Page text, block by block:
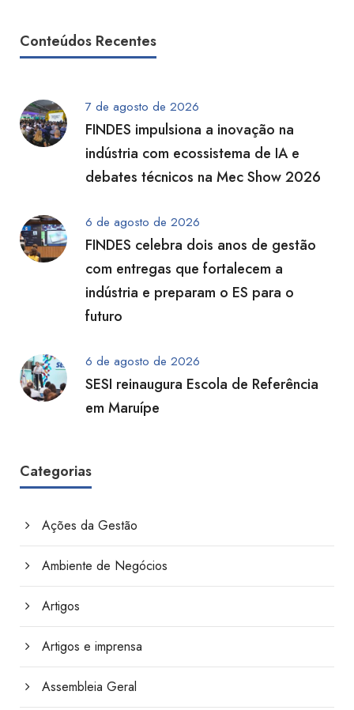
Conteúdos Recentes
7 de agosto de 2026
FINDES impulsiona a inovação na
indústria com ecossistema de IA e
debates técnicos na Mec Show 2026
6 de agosto de 2026
FINDES celebra dois anos de gestão
com entregas que fortalecem a
indústria e preparam o ES para o
futuro
6 de agosto de 2026
SESI reinaugura Escola de Referência
em Maruípe
Categorias
Ações da Gestão
Ambiente de Negócios
Artigos
Artigos e imprensa
Assembleia Geral